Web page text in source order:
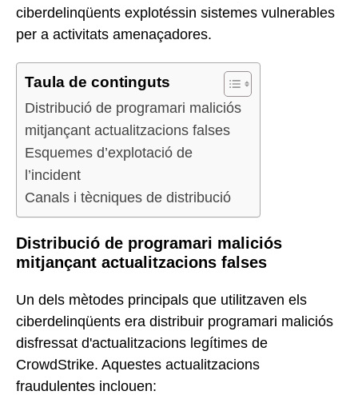
ciberdelinqüents explotéssin sistemes vulnerables
per a activitats amenaçadores.
Taula de continguts
Distribució de programari maliciós
mitjançant actualitzacions falses
Esquemes d’explotació de
l’incident
Canals i tècniques de distribució
Distribució de programari maliciós
mitjançant actualitzacions falses
Un dels mètodes principals que utilitzaven els
ciberdelinqüents era distribuir programari maliciós
disfressat d'actualitzacions legítimes de
CrowdStrike. Aquestes actualitzacions
fraudulentes inclouen: